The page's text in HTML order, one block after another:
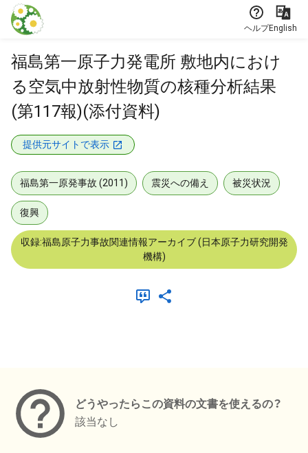
本文に飛ぶ
ヘルプEnglish
福島第一原子力発電所 敷地内におけ
る空気中放射性物質の核種分析結果
(第117報)(添付資料)
提供元サイトで表示
福島第一原発事故 (2011) 震災への備え 被災状況
復興
収録:福島原子力事故関連情報アーカイブ (日本原子力研究開発
機構)
どうやったらこの資料の文書を使えるの？
該当なし